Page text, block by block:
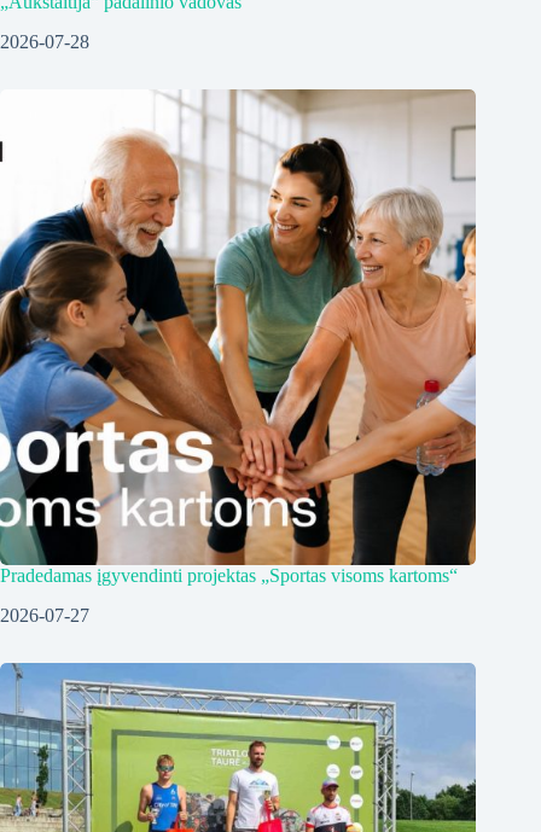
2026-07-28
Pradedamas įgyvendinti projektas „Sportas visoms kartoms“
2026-07-27